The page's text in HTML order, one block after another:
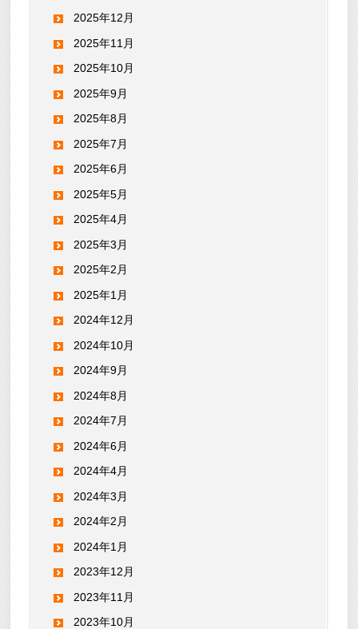
2025年12月
2025年11月
2025年10月
2025年9月
2025年8月
2025年7月
2025年6月
2025年5月
2025年4月
2025年3月
2025年2月
2025年1月
2024年12月
2024年10月
2024年9月
2024年8月
2024年7月
2024年6月
2024年4月
2024年3月
2024年2月
2024年1月
2023年12月
2023年11月
2023年10月